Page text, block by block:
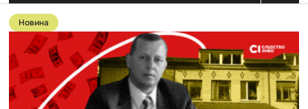
Перейти
до
публікації
Засуджений
корупцію
суддя
майже
два
Новина